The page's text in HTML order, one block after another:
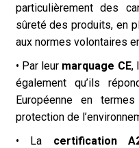
particulièrement des
sûreté des produits, en
aux normes volontaires
• Par leur marquage CE,
également qu’ils
Européenne en
protection de
• La certification